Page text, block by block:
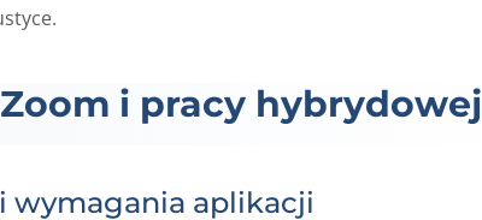
i pracy hybrydowej
wymagania aplikacji